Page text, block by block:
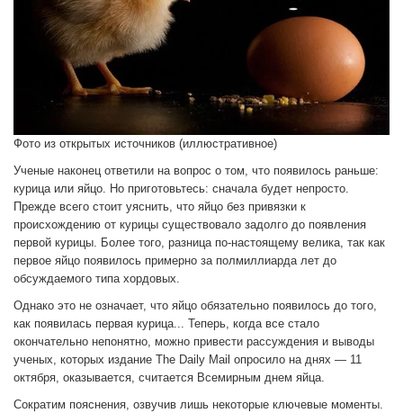
Фото из открытых источников (иллюстративное)
Ученые наконец ответили на вопрос о том, что появилось раньше:
курица или яйцо. Но приготовьтесь: сначала будет непросто.
Прежде всего стоит уяснить, что яйцо без привязки к
происхождению от курицы существовало задолго до появления
первой курицы. Более того, разница по-настоящему велика, так как
первое яйцо появилось примерно за полмиллиарда лет до
обсуждаемого типа хордовых.
Однако это не означает, что яйцо обязательно появилось до того,
как появилась первая курица... Теперь, когда все стало
окончательно непонятно, можно привести рассуждения и выводы
ученых, которых издание The Daily Mail опросило на днях — 11
октября, оказывается, считается Всемирным днем яйца.
Сократим пояснения, озвучив лишь некоторые ключевые моменты.